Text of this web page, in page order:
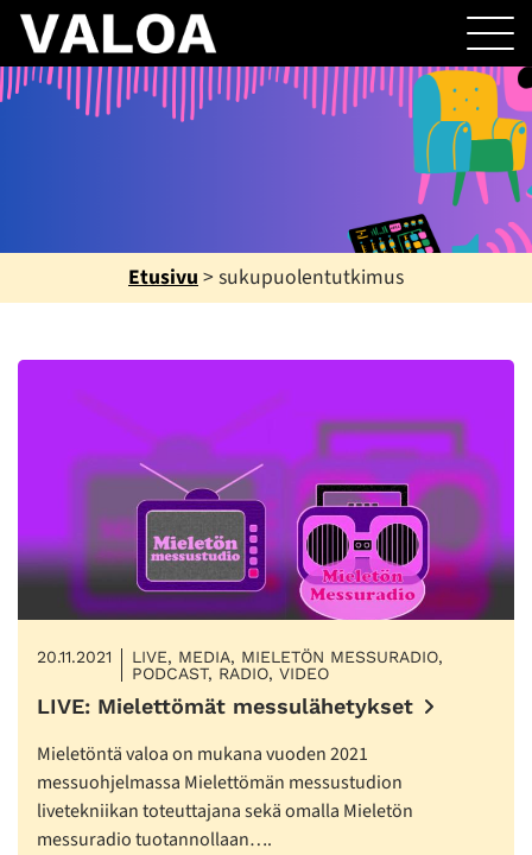
Etusivu > sukupuolentutkimus
20.11.2021
LIVE, MEDIA, MIELETÖN MESSURADIO,
PODCAST, RADIO, VIDEO
LIVE: Mielettömät messulähetykset
Mieletöntä valoa on mukana vuoden 2021
messuohjelmassa Mielettömän messustudion
livetekniikan toteuttajana sekä omalla Mieletön
messuradio tuotannollaan….